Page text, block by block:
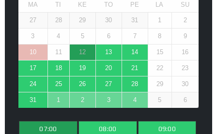
MA TI KE TO PE LA SU
27 28 29 30 31 1 2
3 4 5 6 7 8 9
10 11 12 13 14 15 16
17 18 19 20 21 22 23
24 25 26 27 28 29 30
31 1 2 3 4 5 6
07:00 08:00 09:00